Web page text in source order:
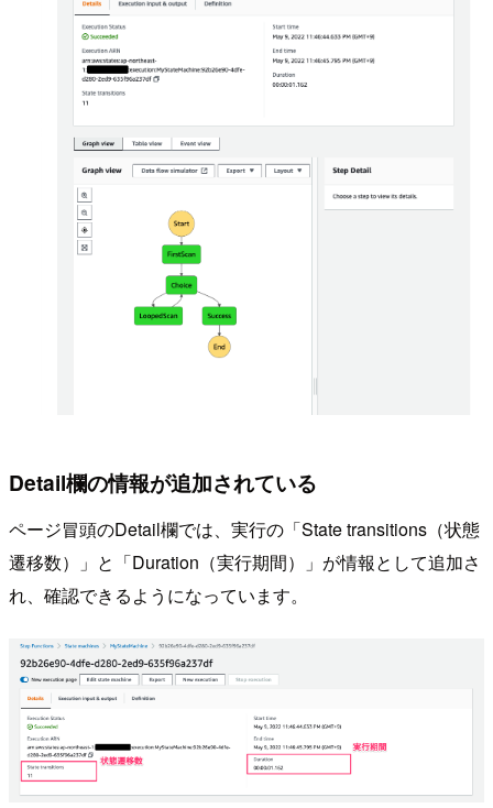
Detail欄の情報が追加されている
ページ冒頭のDetail欄では、実行の「State transitions（状態
遷移数）」と「Duration（実行期間）」が情報として追加さ
れ、確認できるようになっています。